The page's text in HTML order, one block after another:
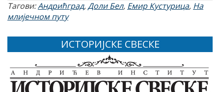
Тагови:Андрићград,Доли Бел, Емир Кустурица, На
млијечном путу
ИСТОРИЈСКЕ СВЕСКЕ